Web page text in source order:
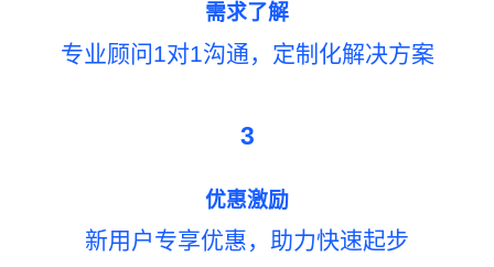
需求了解
专业顾问1对1沟通，定制化解决方案
3
优惠激励
新用户专享优惠，助力快速起步